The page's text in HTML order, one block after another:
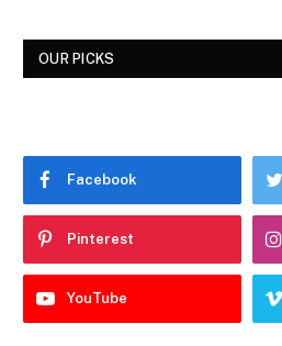
OUR PICKS
Facebook
Pinterest
YouTube